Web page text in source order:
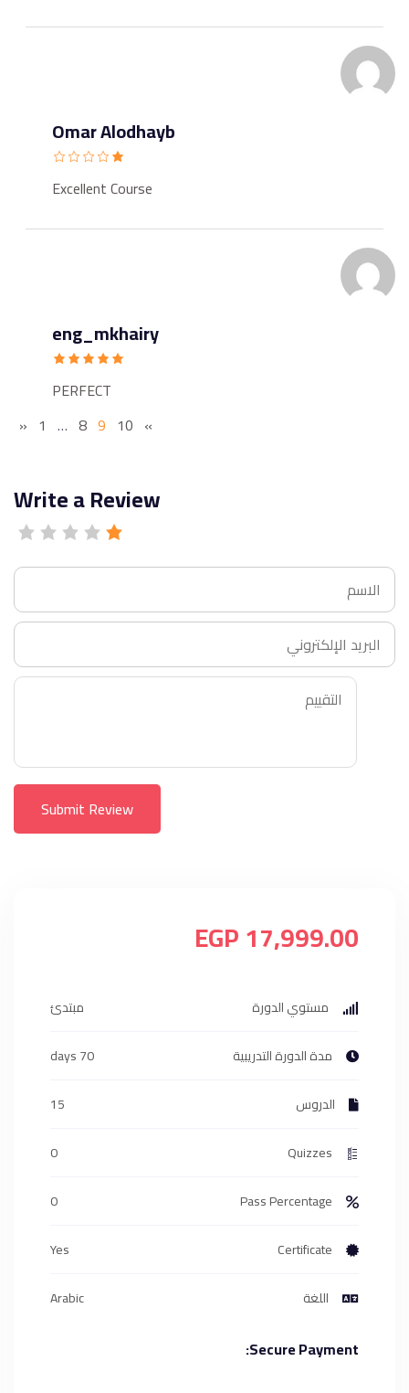
Omar Alodhayb
Excellent Course
eng_mkhairy
PERFECT
« 1 … 8 9 10 »
Write a Review
Submit Review
17,999.00 EGP
مستوي الدورة مبتدئ
مدة الدورة التدريبية 70 days
الدروس 15
Quizzes
0
Pass Percentage
0
Certificate
Yes
اللغة Arabic
Secure Payment: